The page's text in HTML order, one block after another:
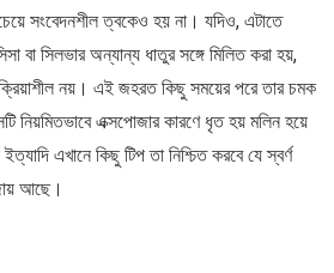
সংবেদনশীল ত্বকেও হয় না। যদিও, এটাতে
বা সিলভার অন্যান্য ধাতুর সঙ্গে মিলিত করা হয়,
নয়। এই জহরত কিছু সময়ের পরে তার চমক
নিয়মিতভাবে এক্সপোজার কারণে ধৃত হয় মলিন হয়ে
ইত্যাদি এখানে কিছু টিপ তা নিশ্চিত করবে যে স্বর্ণ
আছে।